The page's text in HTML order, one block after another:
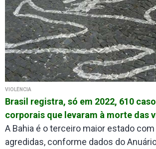
VIOLÊNCIA
Brasil registra, só em 2022, 610
corporais que levaram à morte das
A Bahia é o terceiro maior estado
agredidas, conforme dados do